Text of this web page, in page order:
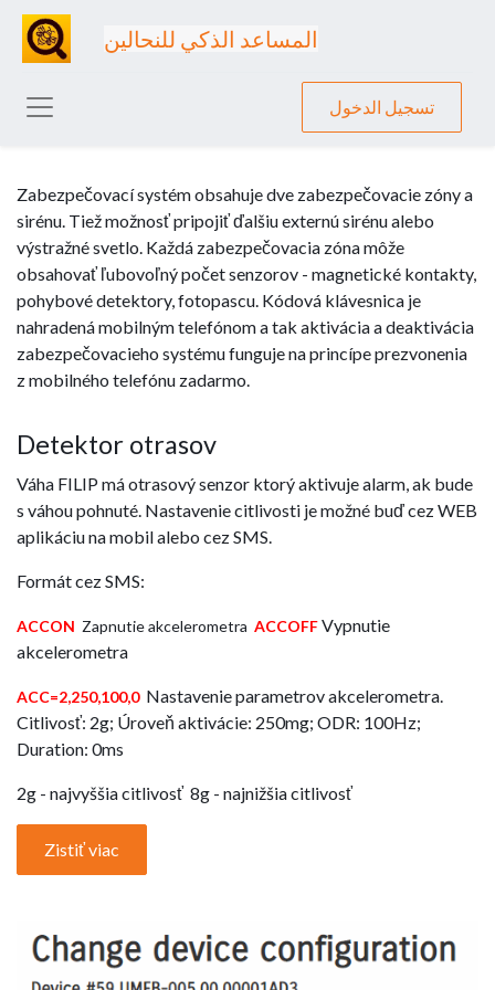
المساعد الذكي للنحالين
تسجيل الدخول
Zabezpečovací systém obsahuje dve zabezpečovacie zóny a
sirénu. Tiež možnosť pripojiť ďalšiu externú sirénu alebo
výstražné svetlo. Každá zabezpečovacia zóna môže
obsahovať ľubovoľný počet senzorov - magnetické kontakty,
pohybové detektory, fotopascu. Kódová klávesnica je
nahradená mobilným telefónom a tak aktivácia a deaktivácia
zabezpečovacieho systému funguje na princípe prezvonenia
z mobilného telefónu zadarmo.
Detektor otrasov
Váha FILIP má otrasový senzor ktorý aktivuje alarm, ak bude
s váhou pohnuté. Nastavenie citlivosti je možné buď cez WEB
aplikáciu na mobil alebo cez SMS.
Formát cez SMS:
ACCON Zapnutie akcelerometra ACCOFFVypnutie
akcelerometra
ACC=2,250,100,0 Nastavenie parametrov akcelerometra.
Citlivosť: 2g; Úroveň aktivácie: 250mg; ODR: 100Hz;
Duration: 0ms
2g - najvyššia citlivosť 8g - najnižšia citlivosť
Zistiť viac